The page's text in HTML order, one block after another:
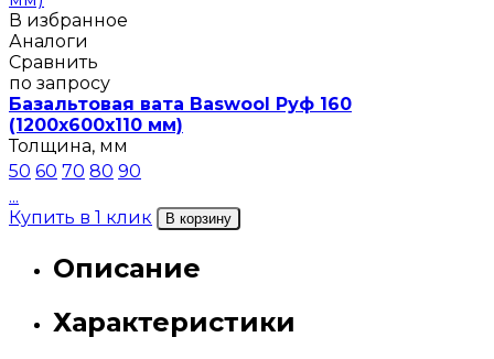
В избранное
Аналоги
Сравнить
по запросу
Базальтовая вата Baswool Руф 160
(1200х600х110 мм)
Толщина, мм
50 60 70 80 90
...
Купить в 1 клик
В корзину
Описание
Характеристики